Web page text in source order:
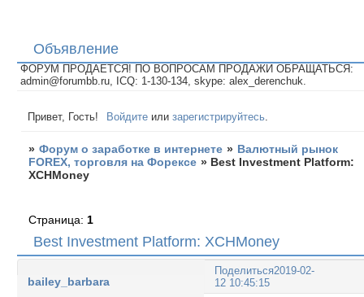
Объявление
ФОРУМ ПРОДАЕТСЯ! ПО ВОПРОСАМ ПРОДАЖИ ОБРАЩАТЬСЯ:
admin@forumbb.ru, ICQ: 1-130-134, skype: alex_derenchuk.
Привет, Гость! Войдите илизарегистрируйтесь
» Форум о заработке в интернете » Валютный рынок
FOREX, торговля на Форексе » Best Investment Platform:
XCHMoney
Best Investment Platform: XCHMoney
Страница: 1
Поделиться2019-02-
12 10:45:15
bailey_barbara